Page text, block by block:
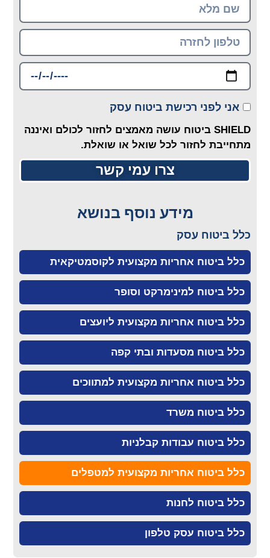
אני לפני רכישת ביטוח עסק
SHIELD ביטוח עושה מאמצים לחזור לכולם ואיננה
מתחייבת לחזור לכל שואל או שואלת.
צרו עמי קשר
מידע נוסף בנושא
כלל ביטוח עסק
כלל ביטוח אחריות מקצועית לקוסמטיקאית
כלל ביטוח למינימרקט וסופר
כלל ביטוח אחריות מקצועית ליועצים
כלל ביטוח מסעדות ובתי קפה
כלל ביטוח אחריות מקצועית למתווכים
כלל ביטוח משרד
כלל ביטוח עבודות קבלניות
כלל ביטוח אחריות מקצועית למטפלים
כלל ביטוח לחנות
כלל ביטוח עסק טלפון